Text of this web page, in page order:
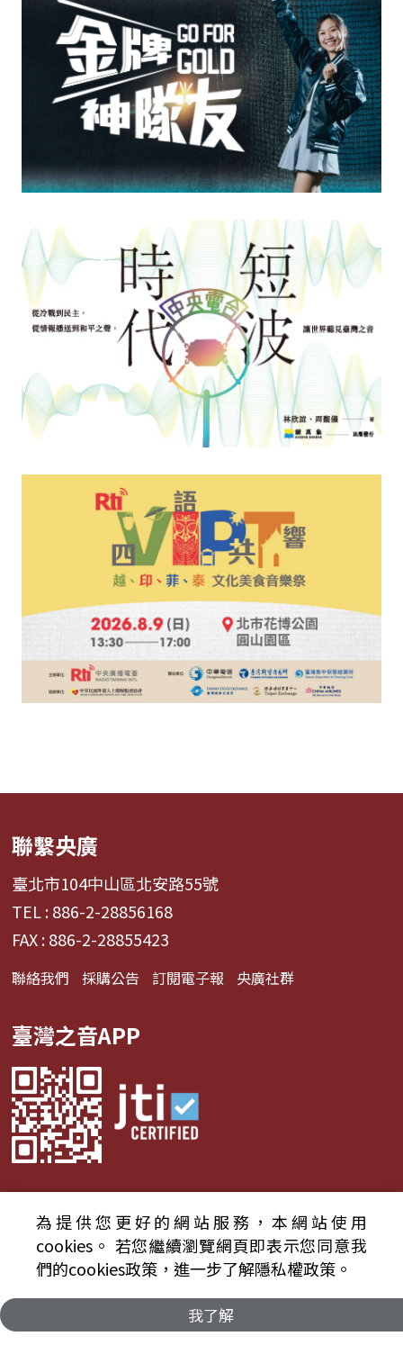
聯繫央廣
臺北市104中山區北安路55號
TEL : 886-2-28856168
FAX : 886-2-28855423
聯絡我們 採購公告 訂閱電子報 央廣社群
臺灣之音APP
© 2024財團法人中央廣播電臺 版權所有
資通安全政策聲明
服務條款 隱私權條款
為提供您更好的網站服務，本網站使用
cookies。 若您繼續瀏覽網頁即表示您同意我
們的cookies政策，進一步了解隱私權政策。
我了解